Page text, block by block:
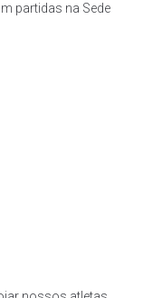
partidas na Sede